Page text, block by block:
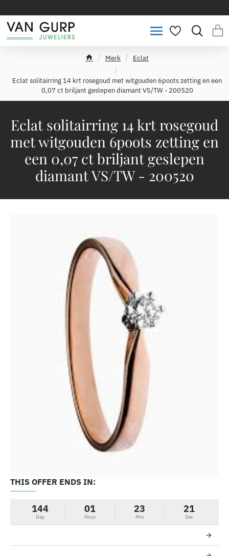
Eclat solitairring 14 krt rosegoud
met witgouden 6poots zetting en
een 0,07 ct briljant geslepen
diamant VS/TW - 200520
m
e
Merk Eclat
Eclat solitairring 14 krt rosegoud met witgouden 6poots zetting en een
0,07 ct briljant geslepen diamant VS/TW - 200520
THIS OFFER ENDS IN:
144
Day
01
Hour
23
Min
21
Sec